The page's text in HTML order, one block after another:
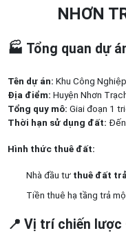
NHƠN
🏭 Tổng quan dự
Tên dự án: Khu Công
Địa điểm: Huyện Nhơn
Tổng quy mô: Giai đoạn 1
Thời hạn sử dụng đất:
Hình thức thuê đất:
Nhà đầu tư thuê đất
Tiền thuê hạ tầng trả
📍 Vị trí chiến lược